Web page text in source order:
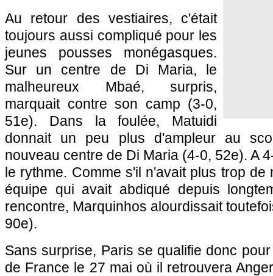
Au retour des vestiaires, c'était
toujours aussi compliqué pour les
jeunes pousses monégasques.
Sur un centre de Di Maria, le
malheureux Mbaé, surpris,
marquait contre son camp (3-0,
51e). Dans la foulée, Matuidi
donnait un peu plus d'ampleur au
nouveau centre de Di Maria (4-0, 52e). A
le rythme. Comme s'il n'avait plus trop de
équipe qui avait abdiqué depuis
rencontre, Marquinhos alourdissait
90e).
Sans surprise, Paris se qualifie donc
de France le 27 mai où il retrouvera